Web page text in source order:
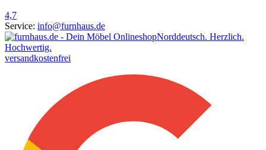
4,7
Service: info@furnhaus.de
Norddeutsch. Herzlich.
Hochwertig.
versandkostenfrei